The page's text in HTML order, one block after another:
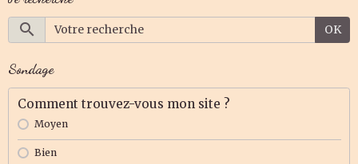
OK
Sondage
Comment trouvez-vous mon site ?
Moyen
Bien